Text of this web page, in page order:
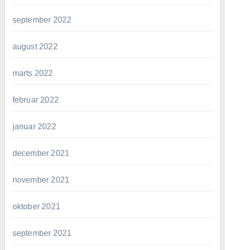
september 2022
august 2022
marts 2022
februar 2022
januar 2022
december 2021
november 2021
oktober 2021
september 2021